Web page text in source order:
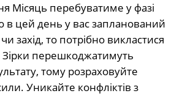
Місяць перебуватиме у фазі
цей день у вас запланований
захід, то потрібно викластися
перешкоджатимуть
тому розраховуйте
Уникайте конфліктів з